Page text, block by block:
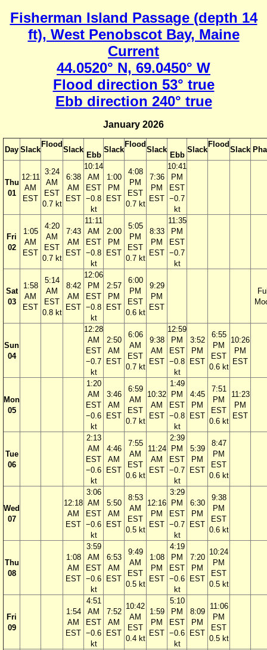
Fisherman Island Passage (depth 14
ft), West Penobscot Bay, Maine
Current
44.0520° N, 69.0450° W
Flood direction 53° true
Ebb direction 240° true
January 2026
Day Slack
Flood
Slack
Ebb
Slack
Flood
Slack
Ebb
Slack
Flood
Slack
Thu
01
12:11
AM
EST
3:24
AM
EST
0.7 kt
6:38
AM
EST
10:14
AM
EST
−0.8
kt
1:00
PM
EST
4:08
PM
EST
0.7 kt
7:36
PM
EST
10:41
PM
EST
−0.7
kt
Fri
02
1:05
AM
EST
4:20
AM
EST
0.7 kt
7:43
AM
EST
11:11
AM
EST
−0.8
kt
2:00
PM
EST
5:05
PM
EST
0.7 kt
8:33
PM
EST
11:35
PM
EST
−0.7
kt
Sat
03
1:58
AM
EST
5:14
AM
EST
0.8 kt
8:42
AM
EST
12:06
PM
EST
−0.8
kt
2:57
PM
EST
6:00
PM
EST
0.6 kt
9:29
PM
EST
Sun
04
12:28
AM
EST
−0.7
kt
2:50
AM
EST
6:06
AM
EST
0.7 kt
9:38
AM
EST
12:59
PM
EST
−0.8
kt
3:52
PM
EST
6:55
PM
EST
0.6 kt
10:26
PM
EST
Mon
05
1:20
AM
EST
−0.6
kt
3:46
AM
EST
6:59
AM
EST
0.7 kt
10:32
AM
EST
1:49
PM
EST
−0.8
kt
4:45
PM
EST
7:51
PM
EST
0.6 kt
11:23
PM
EST
Tue
06
2:13
AM
EST
−0.6
kt
4:46
AM
EST
7:55
AM
EST
0.6 kt
11:24
AM
EST
2:39
PM
EST
−0.7
kt
5:39
PM
EST
8:47
PM
EST
0.6 kt
Wed
07
12:18
AM
EST
3:06
AM
EST
−0.6
kt
5:50
AM
EST
8:53
AM
EST
0.5 kt
12:16
PM
EST
3:29
PM
EST
−0.7
kt
6:30
PM
EST
9:38
PM
EST
0.6 kt
Thu
08
1:08
AM
EST
3:59
AM
EST
−0.6
kt
6:53
AM
EST
9:49
AM
EST
0.5 kt
1:08
PM
EST
4:19
PM
EST
−0.6
kt
7:20
PM
EST
10:24
PM
EST
0.5 kt
Fri
09
1:54
AM
EST
4:51
AM
EST
−0.6
kt
7:52
AM
EST
10:42
AM
EST
0.4 kt
1:59
PM
EST
5:10
PM
EST
−0.6
kt
8:09
PM
EST
11:06
PM
EST
0.5 kt